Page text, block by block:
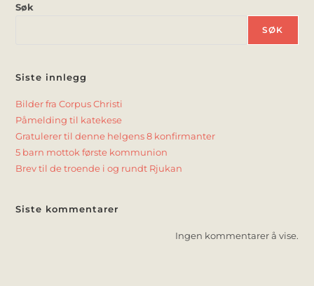
Søk
SØK
Siste innlegg
Bilder fra Corpus Christi
Påmelding til katekese
Gratulerer til denne helgens 8 konfirmanter
5 barn mottok første kommunion
Brev til de troende i og rundt Rjukan
Siste kommentarer
Ingen kommentarer å vise.